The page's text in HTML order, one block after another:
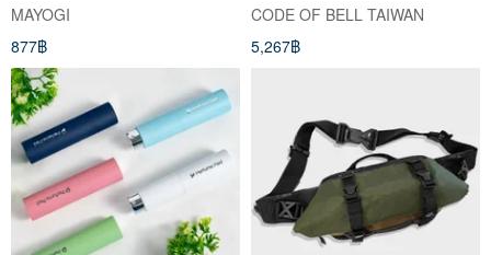
MAYOGI
877฿
CODE OF BELL TAIWAN
5,267฿